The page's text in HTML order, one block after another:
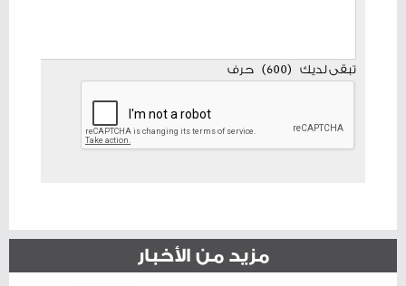
تبقى لديك (
600
) حرف
مزيد من الأخبار